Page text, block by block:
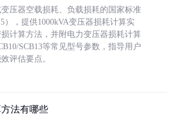
压器空载损耗、负载损耗的国家标准
），提供1000kVA变压器损耗计算实
计算方法，并附电力变压器损耗计算
SCB13等常见型号参数，指导用户
评估要点。
法有哪些